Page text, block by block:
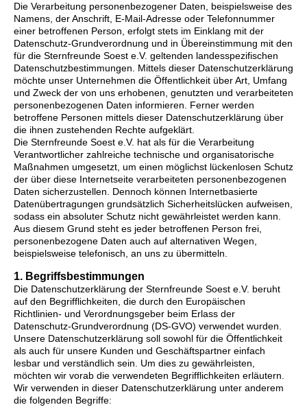
Die Verarbeitung personenbezogener Daten, beispielsweise des
Namens, der Anschrift, E-Mail-Adresse oder Telefonnummer
einer betroffenen Person, erfolgt stets im Einklang mit der
Datenschutz-Grundverordnung und in Übereinstimmung mit den
für die Sternfreunde Soest e.V. geltenden landesspezifischen
Datenschutzbestimmungen. Mittels dieser Datenschutzerklärung
möchte unser Unternehmen die Öffentlichkeit über Art, Umfang
und Zweck der von uns erhobenen, genutzten und verarbeiteten
personenbezogenen Daten informieren. Ferner werden
betroffene Personen mittels dieser Datenschutzerklärung über
die ihnen zustehenden Rechte aufgeklärt.
Die Sternfreunde Soest e.V. hat als für die Verarbeitung
Verantwortlicher zahlreiche technische und organisatorische
Maßnahmen umgesetzt, um einen möglichst lückenlosen Schutz
der über diese Internetseite verarbeiteten personenbezogenen
Daten sicherzustellen. Dennoch können Internetbasierte
Datenübertragungen grundsätzlich Sicherheitslücken aufweisen,
sodass ein absoluter Schutz nicht gewährleistet werden kann.
Aus diesem Grund steht es jeder betroffenen Person frei,
personenbezogene Daten auch auf alternativen Wegen,
beispielsweise telefonisch, an uns zu übermitteln.
1. Begriffsbestimmungen
Die Datenschutzerklärung der Sternfreunde Soest e.V. beruht
auf den Begrifflichkeiten, die durch den Europäischen
Richtlinien- und Verordnungsgeber beim Erlass der
Datenschutz-Grundverordnung (DS-GVO) verwendet wurden.
Unsere Datenschutzerklärung soll sowohl für die Öffentlichkeit
als auch für unsere Kunden und Geschäftspartner einfach
lesbar und verständlich sein. Um dies zu gewährleisten,
möchten wir vorab die verwendeten Begrifflichkeiten erläutern.
Wir verwenden in dieser Datenschutzerklärung unter anderem
die folgenden Begriffe: